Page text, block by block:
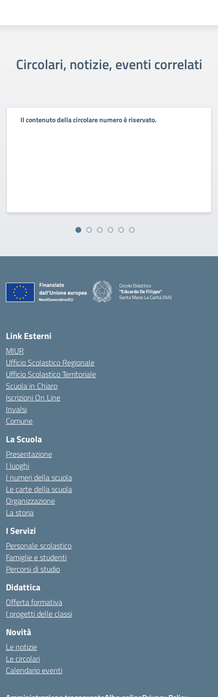
Circolari, notizie, eventi correlati
Il contenuto della circolare numero è riservato.
Circolo Didattico
"Eduardo De Filippo"
Santa Maria La Carità (NA)
Link Esterni
MIUR
Ufficio Scolastico Regionale
Ufficio Scolastico Territoriale
Scuola in Chiaro
Iscrizioni On Line
Invalsi
Comune
La Scuola
Presentazione
I luoghi
I numeri della scuola
Le carte della scuola
Organizzazione
La storia
I Servizi
Personale scolastico
Famiglie e studenti
Percorsi di studio
Didattica
Offerta formativa
I progetti delle classi
Novità
Le notizie
Le circolari
Calendario eventi